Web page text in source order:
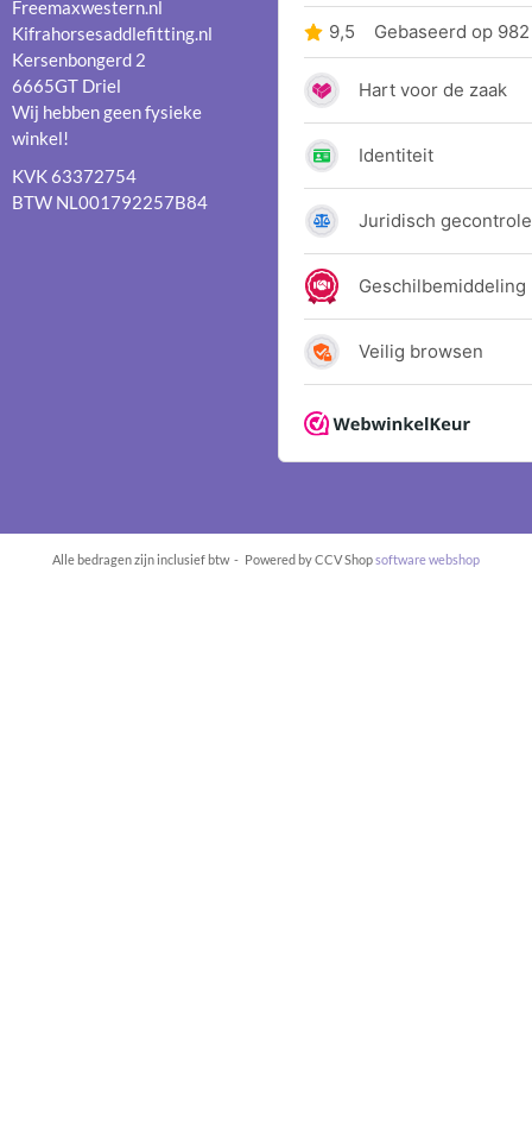
Freemaxwestern.nl
Kifrahorsesaddlefitting.nl
Kersenbongerd 2
6665GT Driel
Wij hebben geen fysieke
winkel!
KVK 63372754
BTW NL001792257B84
Alle bedragen zijn inclusief btw - Powered by CCV Shopsoftware webshop